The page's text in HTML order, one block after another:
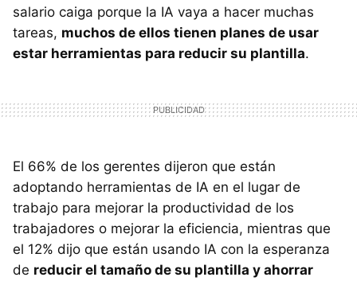
salario caiga porque la IA vaya a hacer muchas
tareas, muchos de ellos tienen planes de usar
estar herramientas para reducir su plantilla.
El 66% de los gerentes dijeron que están
adoptando herramientas de IA en el lugar de
trabajo para mejorar la productividad de los
trabajadores o mejorar la eficiencia, mientras que
el 12% dijo que están usando IA con la esperanza
de reducir el tamaño de su plantilla y ahorrar